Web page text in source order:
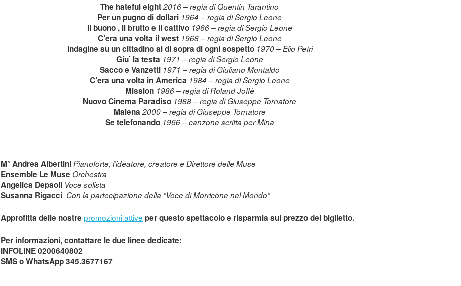
The hateful eight2016 – regia di Quentin Tarantino
Per un pugno di dollari 1964 – regia di Sergio Leone
Il buono , il brutto e il cattivo 1966 – regia di Sergio Leone
C’era una volta il west 1968 – regia di Sergio Leone
Indagine su un cittadino al di sopra di ogni sospetto 1970 – Elio Petri
Giu’ la testa 1971 – regia di Sergio Leone
Sacco e Vanzetti 1971 – regia di Giuliano Montaldo
C’era una volta in America 1984 – regia di Sergio Leone
Mission 1986 – regia di Roland Joffè
Nuovo Cinema Paradiso 1988 – regia di Giuseppe Tornatore
Malena 2000 – regia di Giuseppe Tornatore
Se telefonando 1966 – canzone scritta per Mina
M° Andrea Albertini Pianoforte, l’ideatore, creatore e Direttore delle Muse
Ensemble Le Muse Orchestra
Angelica Depaoli Voce solista
Susanna Rigacci Con la partecipazione della “Voce di Morricone nel Mondo”
Approfitta delle nostre promozioni attive per questo spettacolo e risparmia sul prezzo del biglietto.
Per informazioni, contattare le due linee dedicate:
INFOLINE 0200640802
SMS o WhatsApp 345.3677167